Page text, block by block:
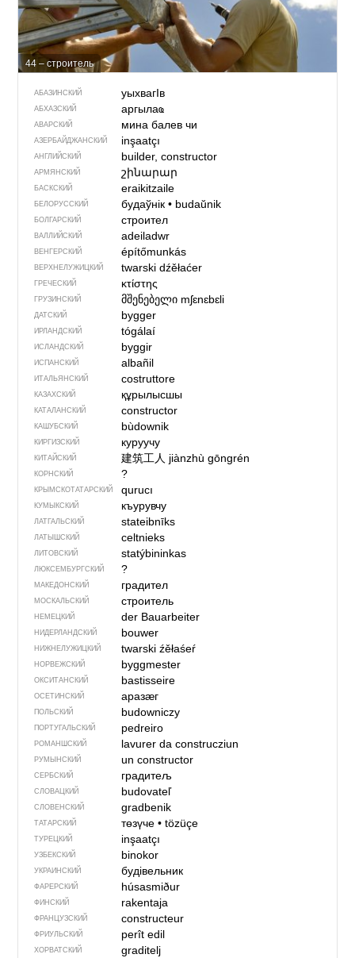
44 – строитель
АБАЗИНСКИЙ уыхвагIв
АБХАЗСКИЙ аргылаҩ
АВАРСКИЙ мина балев чи
АЗЕРБАЙДЖАН­СКИЙ inşaatçı
АНГЛИЙСКИЙ builder, constructor
АРМЯНСКИЙ շինարար
БАСКСКИЙ eraikitzaile
БЕЛОРУССКИЙ будаўнік• budaŭnik
БОЛГАРСКИЙ строител
ВАЛЛИЙСКИЙ adeiladwr
ВЕНГЕРСКИЙ építőmunkás
ВЕРХНЕЛУЖИЦКИЙ twarski dźěłaćer
ГРЕЧЕСКИЙ κτίστης
ГРУЗИНСКИЙ მშენებელი mʃɛnɛbɛli
ДАТСКИЙ bygger
ИРЛАНДСКИЙ tógálaí
ИСЛАНДСКИЙ byggir
ИСПАНСКИЙ albañil
ИТАЛЬЯНСКИЙ costruttore
КАЗАХСКИЙ құрылысшы
КАТАЛАНСКИЙ constructor
КАШУБСКИЙ bùdownik
КИРГИЗСКИЙ куруучу
КИТАЙСКИЙ 建筑工人 jiànzhù gōngrén
КОРНСКИЙ ?
КРЫМСКО­ТАТАРСКИЙ qurucı
КУМЫКСКИЙ къурувчу
ЛАТГАЛЬСКИЙ stateibnīks
ЛАТЫШСКИЙ celtnieks
ЛИТОВСКИЙ statýbininkas
ЛЮКСЕМБУРГСКИЙ ?
МАКЕДОНСКИЙ градител
МОСКАЛЬСКИЙ строитель
НЕМЕЦКИЙ der Bauarbeiter
НИДЕРЛАНДСКИЙ bouwer
НИЖНЕЛУЖИЦКИЙ twarski źěłaśeŕ
НОРВЕЖСКИЙ byggmester
ОКСИТАНСКИЙ bastisseire
ОСЕТИНСКИЙ аразӕг
ПОЛЬСКИЙ budowniczy
ПОРТУГАЛЬСКИЙ pedreiro
РОМАНШСКИЙ lavurer da construcziun
РУМЫНСКИЙ un constructor
СЕРБСКИЙ градитељ
СЛОВАЦКИЙ budovateľ
СЛОВЕНСКИЙ gradbenik
ТАТАРСКИЙ төзүче• tözüçe
ТУРЕЦКИЙ inşaatçı
УЗБЕКСКИЙ binokor
УКРАИНСКИЙ будівельник
ФАРЕРСКИЙ húsasmiður
ФИНСКИЙ rakentaja
ФРАНЦУЗСКИЙ constructeur
ФРИУЛЬСКИЙ perît edil
ХОРВАТСКИЙ graditelj